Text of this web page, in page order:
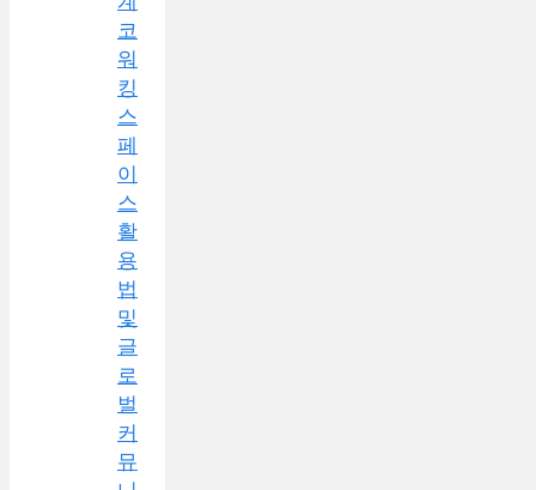
코
워
킹
스
페
이
스
활
용
법
및
글
로
벌
커
뮤